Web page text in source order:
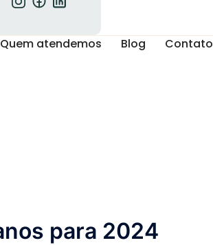
Quem atendemos Blog Contato
para 2024